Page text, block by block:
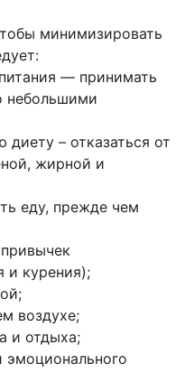
минимизировать
— принимать
небольшими
– отказаться от
жирной и
еду, прежде чем
и курения);
воздухе;
и отдыха;
эмоционального